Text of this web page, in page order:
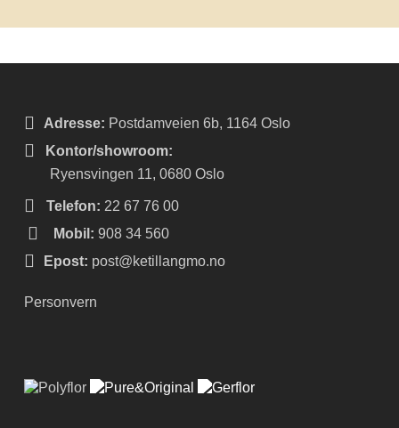
Adresse: Postdamveien 6b, 1164 Oslo
Kontor/showroom:
Ryensvingen 11, 0680 Oslo
Telefon: 22 67 76 00
Mobil: 908 34 560
Epost: post@ketillangmo.no
Personvern